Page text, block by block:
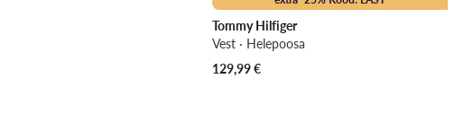
Tommy Hilfiger
Vest · Heleроosa
129,99€